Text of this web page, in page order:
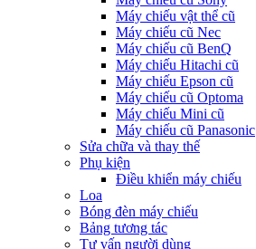
Máy chiếu vật thể cũ
Máy chiếu cũ Nec
Máy chiếu cũ BenQ
Máy chiếu Hitachi cũ
Máy chiếu Epson cũ
Máy chiếu cũ Optoma
Máy chiếu Mini cũ
Máy chiếu cũ Panasonic
Sửa chữa và thay thế
Phụ kiện
Điều khiển máy chiếu
Loa
Bóng đèn máy chiếu
Bảng tương tác
Tư vấn người dùng